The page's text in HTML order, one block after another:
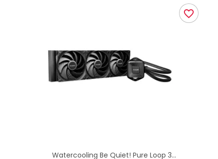
Watercooling Be Quiet! Pure Loop 3...
favorite_border